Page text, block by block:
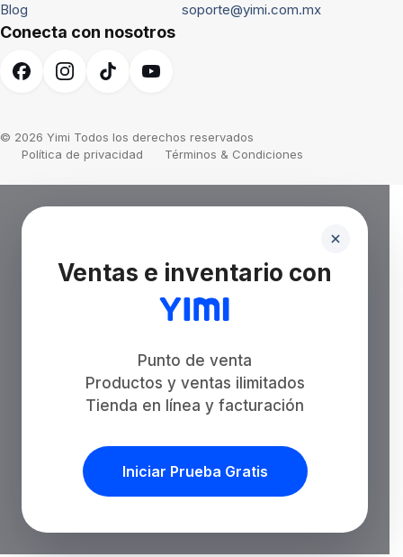
Blog
soporte@yimi.com.mx
Conecta con nosotros
© 2026 Yimi Todos los derechos reservados
Política de privacidad
Términos & Condiciones
Ventas e inventario con
Punto de venta
Productos y ventas ilimitados
Tienda en línea y facturación
Iniciar Prueba Gratis